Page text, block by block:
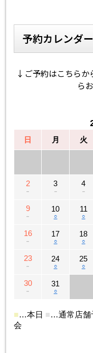
予約カレンダー
↓ご予約はこちら
ら
日 月 火
2
－
3
－
4
－
9
－
10
○
11
○
16
－
17
○
18
○
23
－
24
○
25
○
30
－
31
○
■…本日 ■ …通常店舗
会